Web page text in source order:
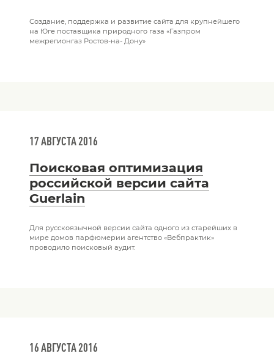
Создание, поддержка и развитие сайта для крупнейшего
на Юге поставщика природного газа «Газпром
межрегионгаз Ростов-на- Дону»
Поисковая оптимизация
российской версии сайта
Guerlain
17 АВГУСТА 2016
Для русскоязычной версии сайта одного из старейших в
мире домов парфюмерии агентство «Вебпрактик»
проводило поисковый аудит.
16 АВГУСТА 2016